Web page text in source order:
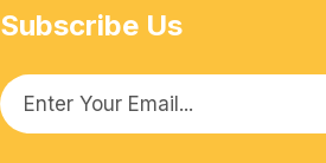
Subscribe Us